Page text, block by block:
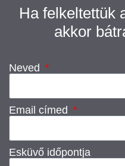
Ha felkeltettük
akkor
Neved
Email címed
Esküvő időpontja